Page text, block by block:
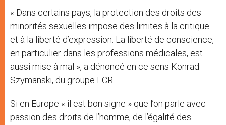
« Dans certains pays, la protection des droits des
minorités sexuelles impose des limites à la critique
et à la liberté d’expression. La liberté de conscience,
en particulier dans les professions médicales, est
aussi mise à mal », a dénoncé en ce sens Konrad
Szymanski, du groupe ECR.
Si en Europe « il est bon signe » que l’on parle avec
passion des droits de l’homme, de l’égalité des